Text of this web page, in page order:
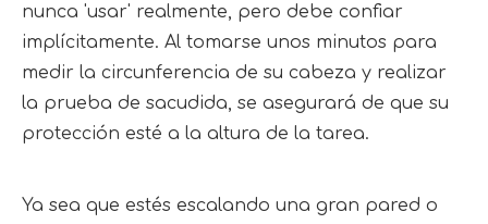
nunca 'usar' realmente, pero debe confiar
implícitamente. Al tomarse unos minutos para
medir la circunferencia de su cabeza y realizar
la prueba de sacudida, se asegurará de que su
protección esté a la altura de la tarea.
Ya sea que estés escalando una gran pared o